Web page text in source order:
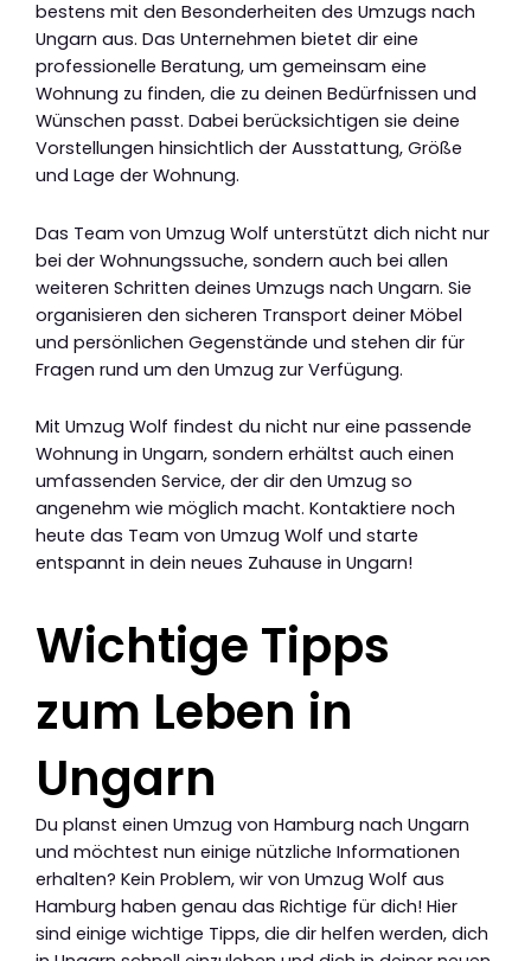
bestens mit den Besonderheiten des Umzugs nach
Ungarn aus. Das Unternehmen bietet dir eine
professionelle Beratung, um gemeinsam eine
Wohnung zu finden, die zu deinen Bedürfnissen und
Wünschen passt. Dabei berücksichtigen sie deine
Vorstellungen hinsichtlich der Ausstattung, Größe
und Lage der Wohnung.
Das Team von Umzug Wolf unterstützt dich nicht nur
bei der Wohnungssuche, sondern auch bei allen
weiteren Schritten deines Umzugs nach Ungarn. Sie
organisieren den sicheren Transport deiner Möbel
und persönlichen Gegenstände und stehen dir für
Fragen rund um den Umzug zur Verfügung.
Mit Umzug Wolf findest du nicht nur eine passende
Wohnung in Ungarn, sondern erhältst auch einen
umfassenden Service, der dir den Umzug so
angenehm wie möglich macht. Kontaktiere noch
heute das Team von Umzug Wolf und starte
entspannt in dein neues Zuhause in Ungarn!
Wichtige Tipps
zum Leben in
Ungarn
Du planst einen Umzug von Hamburg nach Ungarn
und möchtest nun einige nützliche Informationen
erhalten? Kein Problem, wir von Umzug Wolf aus
Hamburg haben genau das Richtige für dich! Hier
sind einige wichtige Tipps, die dir helfen werden, dich